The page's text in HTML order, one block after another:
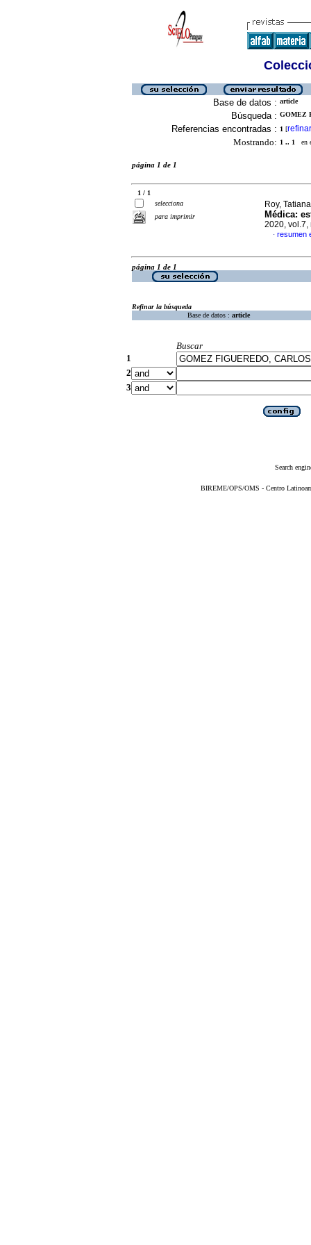
Base de datos : article
Búsqueda : GOMEZ
Referencias encontradas : 1 [refinar
Mostrando: 1 .. 1 en
página 1 de 1
1 / 1
selecciona
para imprimir
Roy,
Médica:
2020, vol.7,
· resumen
página 1 de 1
Refinar la búsqueda
Base de datos : article
Buscar
1
2
3
Search
BIREME/OPS/OMS - Centro